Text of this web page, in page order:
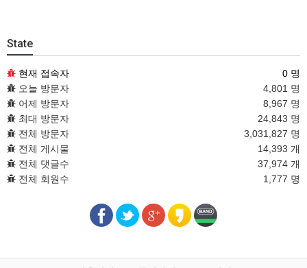
State
현재 접속자
0 명
오늘 방문자
4,801 명
어제 방문자
8,967 명
최대 방문자
24,843 명
전체 방문자
3,031,827 명
전체 게시물
14,393 개
전체 댓글수
37,974 개
전체 회원수
1,777 명